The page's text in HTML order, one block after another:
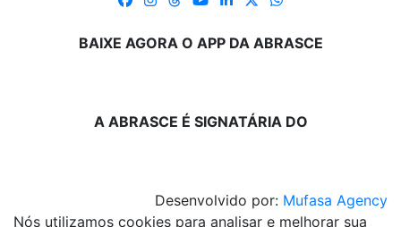
BAIXE AGORA O APP DA ABRASCE
A ABRASCE É SIGNATÁRIA DO
Desenvolvido por: Mufasa Agency
Nós utilizamos cookies para analisar e melhorar sua